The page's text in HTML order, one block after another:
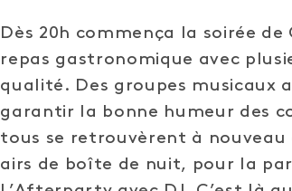
Dès 20h commença la soirée
repas gastronomique avec
qualité. Des groupes musicaux
garantir la bonne humeur des
tous se retrouvèrent à nouveau
airs de boîte de nuit, pour la